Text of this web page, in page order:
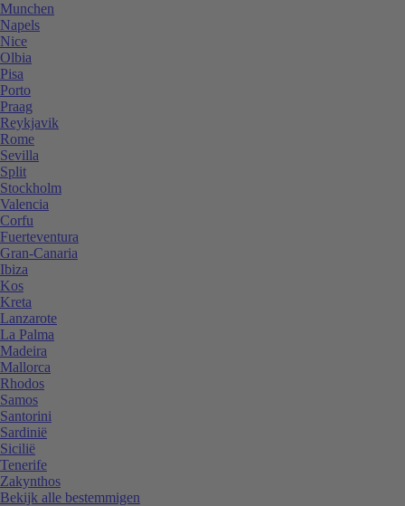
Munchen
Napels
Nice
Olbia
Pisa
Porto
Praag
Reykjavik
Rome
Sevilla
Split
Stockholm
Valencia
Corfu
Fuerteventura
Gran-Canaria
Ibiza
Kos
Kreta
Lanzarote
La Palma
Madeira
Mallorca
Rhodos
Samos
Santorini
Sardinië
Sicilië
Tenerife
Zakynthos
Bekijk alle bestemmigen